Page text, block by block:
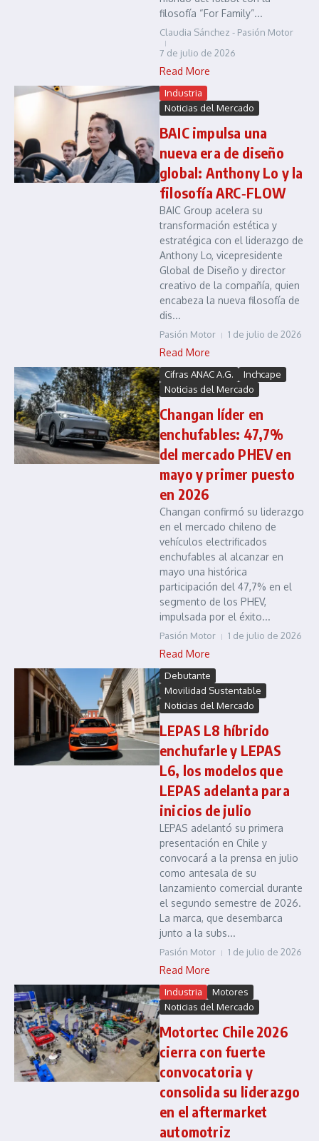
filosofía “For Family”...
Claudia Sánchez - Pasión Motor
7 de julio de 2026
Read More
Industria
Noticias del Mercado
BAIC impulsa una
nueva era de diseño
global: Anthony Lo y la
filosofía ARC‑FLOW
BAIC Group acelera su
transformación estética y
estratégica con el liderazgo de
Anthony Lo, vicepresidente
Global de Diseño y director
creativo de la compañía, quien
encabeza la nueva filosofía de
dis...
Pasión Motor 1 de julio de 2026
Read More
Cifras ANAC A.G.
Inchcape
Noticias del Mercado
Changan líder en
enchufables: 47,7%
del mercado PHEV en
mayo y primer puesto
en 2026
Changan confirmó su liderazgo
en el mercado chileno de
vehículos electrificados
enchufables al alcanzar en
mayo una histórica
participación del 47,7% en el
segmento de los PHEV,
impulsada por el éxito...
Pasión Motor 1 de julio de 2026
Read More
Debutante
Movilidad Sustentable
Noticias del Mercado
LEPAS L8 híbrido
enchufarle y LEPAS
L6, los modelos que
LEPAS adelanta para
inicios de julio
LEPAS adelantó su primera
presentación en Chile y
convocará a la prensa en julio
como antesala de su
lanzamiento comercial durante
el segundo semestre de 2026.
La marca, que desembarca
junto a la subs...
Pasión Motor 1 de julio de 2026
Read More
Industria
Motores
Noticias del Mercado
Motortec Chile 2026
cierra con fuerte
convocatoria y
consolida su liderazgo
en el aftermarket
automotriz